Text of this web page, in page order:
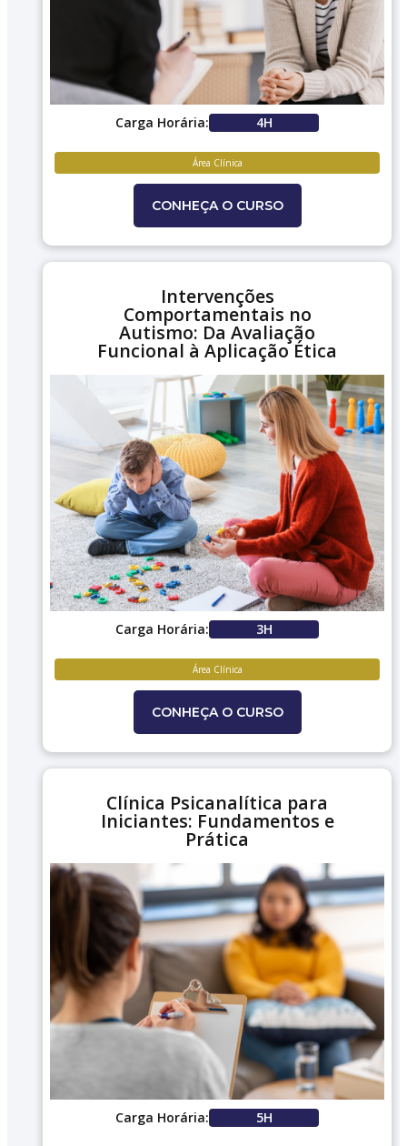
Carga Horária: 4H
Área Clínica
CONHEÇA O CURSO
Intervenções
Comportamentais no
Autismo: Da Avaliação
Funcional à Aplicação Ética
Carga Horária: 3H
Área Clínica
CONHEÇA O CURSO
Clínica Psicanalítica para
Iniciantes: Fundamentos e
Prática
Carga Horária: 5H